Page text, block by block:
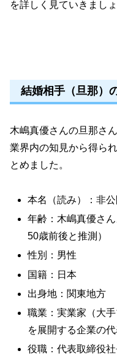
を詳しく見ていきましょ
結婚相手（旦那）
木嶋真優さんの旦那さ
業界内の知見から得ら
とめました。
本名（読み）：非公
年齢：木嶋真優さ
50歳前後と推測）
性別：男性
国籍：日本
出身地：関東地方
職業：実業家（大
を展開する企業の代
役職：代表取締役